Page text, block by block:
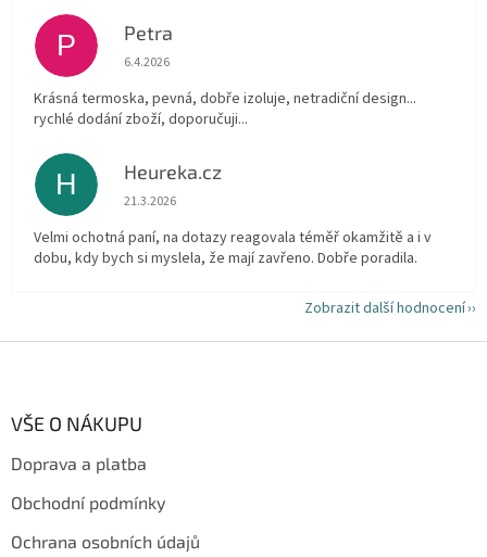
P Petra
Hodnocení obchodu je 5 z 5 hvězdiček.
6.4.2026
Krásná termoska, pevná, dobře izoluje, netradiční design...
rychlé dodání zboží, doporučuji...
H Heureka.cz
Hodnocení obchodu je 5 z 5 hvězdiček.
21.3.2026
Velmi ochotná paní, na dotazy reagovala téměř okamžitě a i v
dobu, kdy bych si myslela, že mají zavřeno. Dobře poradila.
Zobrazit další hodnocení
VŠE O NÁKUPU
Doprava a platba
Obchodní podmínky
Ochrana osobních údajů